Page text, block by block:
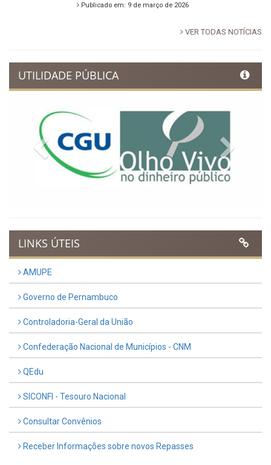
Publicado em: 9 de março de 2026
VER TODAS NOTÍCIAS
UTILIDADE PÚBLICA
Previous
LINKS ÚTEIS
AMUPE
Governo de Pernambuco
Controladoria-Geral da União
Confederação Nacional de Municípios - CNM
QEdu
SICONFI - Tesouro Nacional
Consultar Convênios
Receber Informações sobre novos Repasses